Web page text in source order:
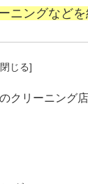
ニングなどを
クリーニング店